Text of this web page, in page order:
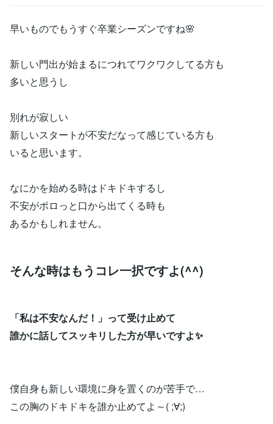
早いものでもうすぐ卒業シーズンですね🌸
新しい門出が始まるにつれてワクワクしてる方も
多いと思うし
別れが寂しい
新しいスタートが不安だなって感じている方も
いると思います。
なにかを始める時はドキドキするし
不安がポロっと口から出てくる時も
あるかもしれません。
そんな時はもうコレ一択ですよ(^^)
「私は不安なんだ！」って受け止めて
誰かに話してスッキリした方が早いですよ✨
僕自身も新しい環境に身を置くのが苦手で…
この胸のドキドキを誰か止めてよ～( ;∀;)